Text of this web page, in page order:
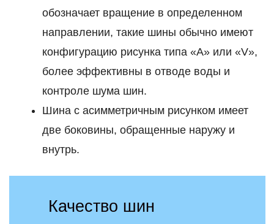
обозначает вращение в определенном
направлении, такие шины обычно имеют
конфигурацию рисунка типа «A» или «V»,
более эффективны в отводе воды и
контроле шума шин.
Шина с асимметричным рисунком имеет
две боковины, обращенные наружу и
внутрь.
Качество шин